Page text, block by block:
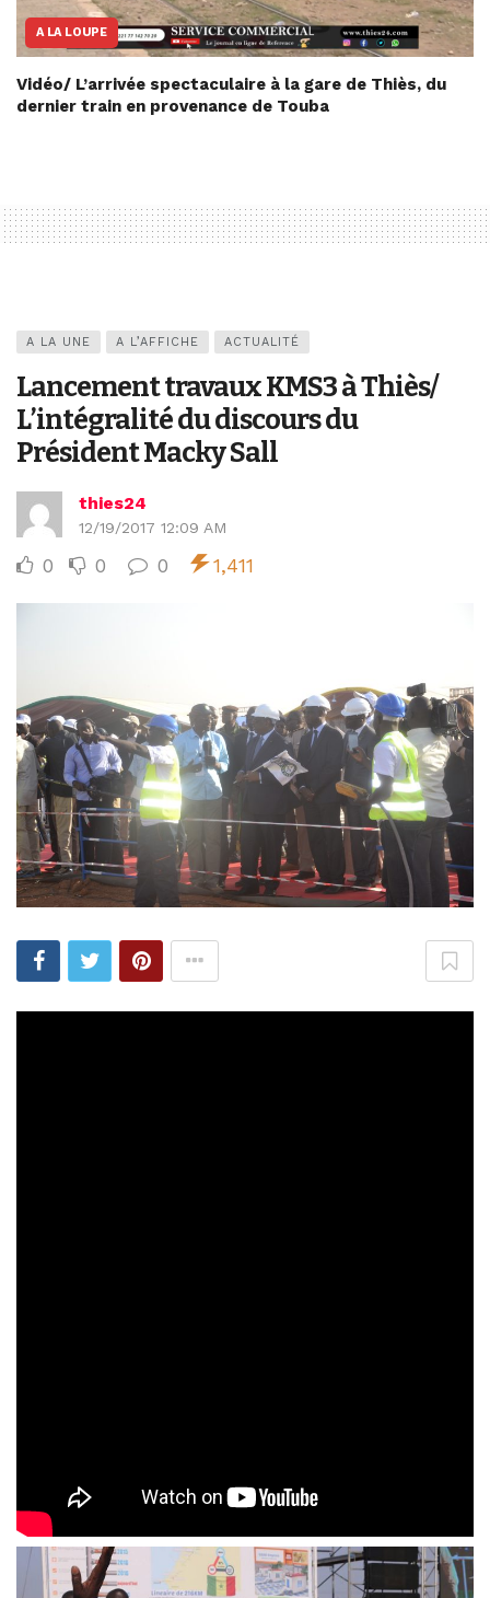
A LA LOUPE
Vidéo/ L’arrivée spectaculaire à la gare de Thiès, du
dernier train en provenance de Touba
A LA UNE A L’AFFICHE ACTUALITÉ
Lancement travaux KMS3 à Thiès/
L’intégralité du discours du
Président Macky Sall
thies24
12/19/2017 12:09 AM
0 0 0 1,411